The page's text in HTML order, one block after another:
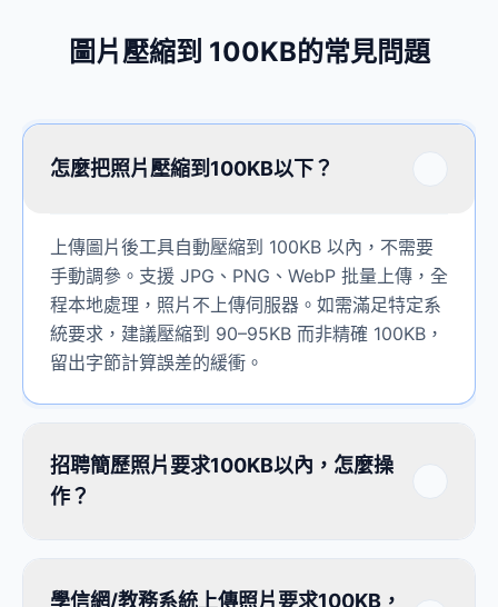
圖片壓縮到 100KB的常見問題
怎麼把照片壓縮到100KB以下？
上傳圖片後工具自動壓縮到 100KB 以內，不需要
手動調參。支援 JPG、PNG、WebP 批量上傳，全
程本地處理，照片不上傳伺服器。如需滿足特定系
統要求，建議壓縮到 90–95KB 而非精確 100KB，
留出字節計算誤差的緩衝。
招聘簡歷照片要求100KB以內，怎麼操
作？
學信網/教務系統上傳照片要求100KB，